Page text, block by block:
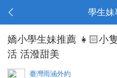
學生妹
嬌小學生妹推薦 👧🏻小
活 活潑甜美
臺灣雨涵外約